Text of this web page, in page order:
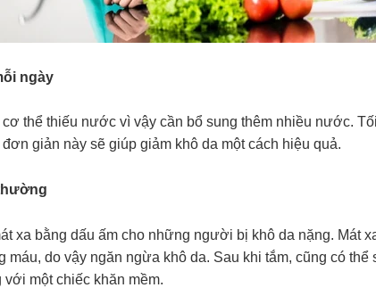
ngày
thể thiếu nước vì vậy cần bổ sung thêm nhiều nước.
giản này sẽ giúp giảm khô da một cách hiệu quả.
xa bằng dấu ấm cho những người bị khô da nặng. Mát
do vậy ngăn ngừa khô da. Sau khi tắm, cũng có
một chiếc khăn mềm.